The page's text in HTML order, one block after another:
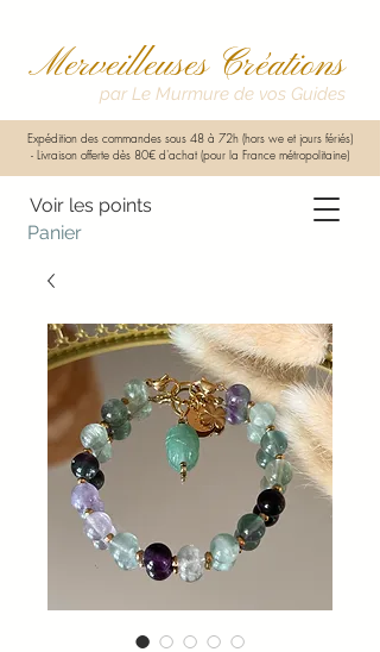
Merveilleuses Créations
Panier
Expédition des commandes sous 48 à 72h (hors we et jours fériés)
- Livraison offerte dès 80€ d'achat (pour la France métropolitaine)
par Le Murmure de vos Guides
Voir les points